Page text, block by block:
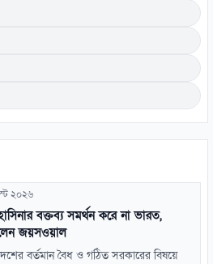
২০২৬
বক্তব্য সমর্থন করে না ভারত,
জয়সওয়াল
বর্তমান বৈধ ও গঠিত সরকারের বিষয়ে